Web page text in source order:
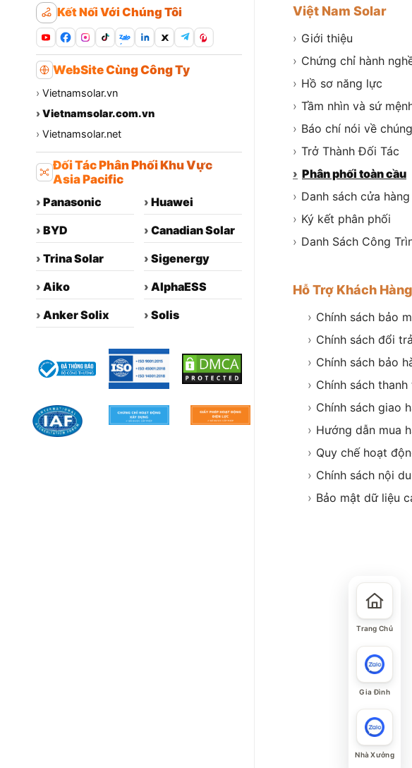
Kết Nối Với Chúng Tôi
Zalo
WebSite Cùng Công Ty
› Vietnamsolar.vn
› Vietnamsolar.com.vn
› Vietnamsolar.net
Đối Tác Phân Phối Khu Vực
Asia Pacific
› Panasonic › Huawei
› BYD › Canadian Solar
› Trina Solar › Sigenergy
› Aiko › AlphaESS
› Anker Solix › Solis
Việt Nam Solar
› Giới thiệu
› Chứng chỉ hành
› Hồ sơ năng lực
› Tầm nhìn và sứ
› Báo chí nói về
› Trở Thành Đối Tác
› Phân phối toàn cầu
› Danh sách cửa hàng
› Ký kết phân phối
› Danh Sách Công
Hỗ Trợ Khách Hàng
› Chính sách bảo
› Chính sách đổi
› Chính sách bảo
› Chính sách thanh
› Chính sách giao
› Hướng dẫn mua
› Quy chế hoạt
› Chính sách nội
› Bảo mật dữ liệu
Trang Chủ
Gia Đình
Nhà Xưởng